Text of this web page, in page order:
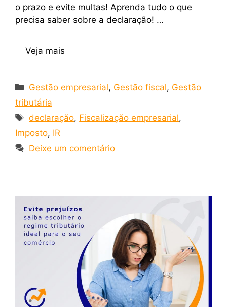
o prazo e evite multas! Aprenda tudo o que
precisa saber sobre a declaração! …
Veja mais
Gestão empresarial, Gestão fiscal, Gestão
tributária
declaração, Fiscalização empresarial,
Imposto, IR
Deixe um comentário